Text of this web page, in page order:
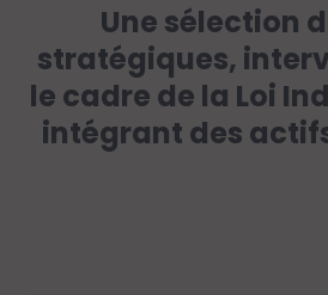
Une sélection
stratégiques,
le cadre de la Loi
intégrant des